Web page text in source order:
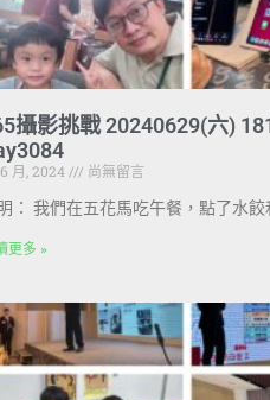
攝影挑戰 20240629(六)
月, 2024
尚無留言
： 我們在五花馬吃午餐，點了水
更多 »